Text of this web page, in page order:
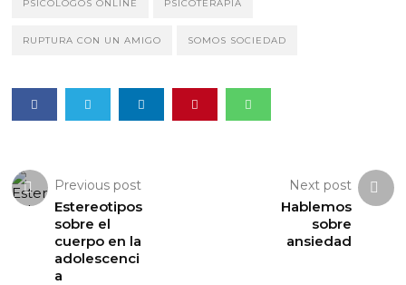
PSICÓLOGOS ONLINE PSICOTERAPIA
RUPTURA CON UN AMIGO SOMOS SOCIEDAD
Previous post
Estereotipos
sobre el
cuerpo en la
adolescenci
a
Next post
Hablemos
sobre
ansiedad